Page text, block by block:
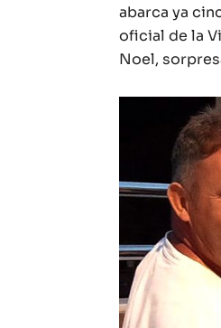
abarca ya
oficial de la
Noel,